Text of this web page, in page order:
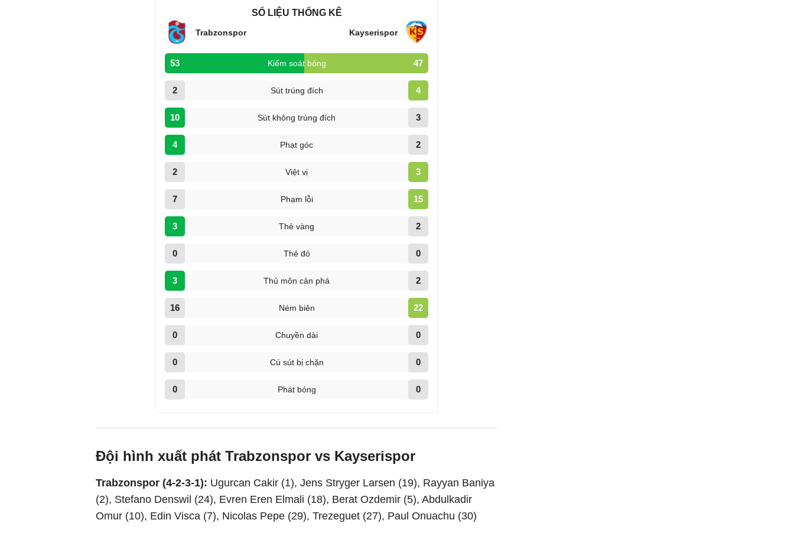
SỐ LIỆU THỐNG KÊ
Trabzonspor Kayserispor
53 Kiểm soát bóng 47
2 Sút trúng đích 4
10 Sút không trúng đích 3
4 Phạt góc 2
2 Việt vị 3
7 Phạm lỗi 15
3 Thẻ vàng 2
0 Thẻ đỏ 0
3 Thủ môn cản phá 2
16 Ném biên 22
0 Chuyền dài 0
0 Cú sút bị chặn 0
0 Phát bóng 0
Đội hình xuất phát Trabzonspor vs Kayserispor
Trabzonspor (4-2-3-1): Ugurcan Cakir (1), Jens Stryger Larsen (19), Rayyan Baniya
(2), Stefano Denswil (24), Evren Eren Elmali (18), Berat Ozdemir (5), Abdulkadir
Omur (10), Edin Visca (7), Nicolas Pepe (29), Trezeguet (27), Paul Onuachu (30)